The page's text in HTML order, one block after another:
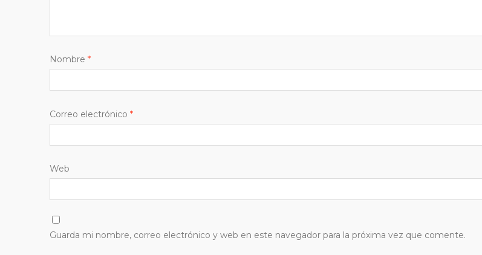
Nombre *
Correo electrónico *
Web
Guarda mi nombre, correo electrónico y web en este navegador para la próxima vez que comente.